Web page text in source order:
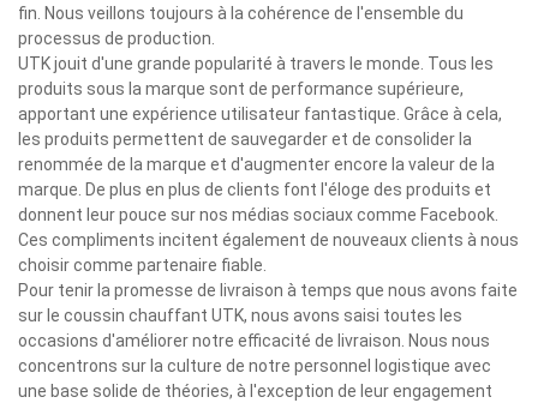
fin. Nous veillons toujours à la cohérence de l'ensemble du
processus de production.
UTK jouit d'une grande popularité à travers le monde. Tous les
produits sous la marque sont de performance supérieure,
apportant une expérience utilisateur fantastique. Grâce à cela,
les produits permettent de sauvegarder et de consolider la
renommée de la marque et d'augmenter encore la valeur de la
marque. De plus en plus de clients font l'éloge des produits et
donnent leur pouce sur nos médias sociaux comme Facebook.
Ces compliments incitent également de nouveaux clients à nous
choisir comme partenaire fiable.
Pour tenir la promesse de livraison à temps que nous avons faite
sur le coussin chauffant UTK, nous avons saisi toutes les
occasions d'améliorer notre efficacité de livraison. Nous nous
concentrons sur la culture de notre personnel logistique avec
une base solide de théories, à l'exception de leur engagement